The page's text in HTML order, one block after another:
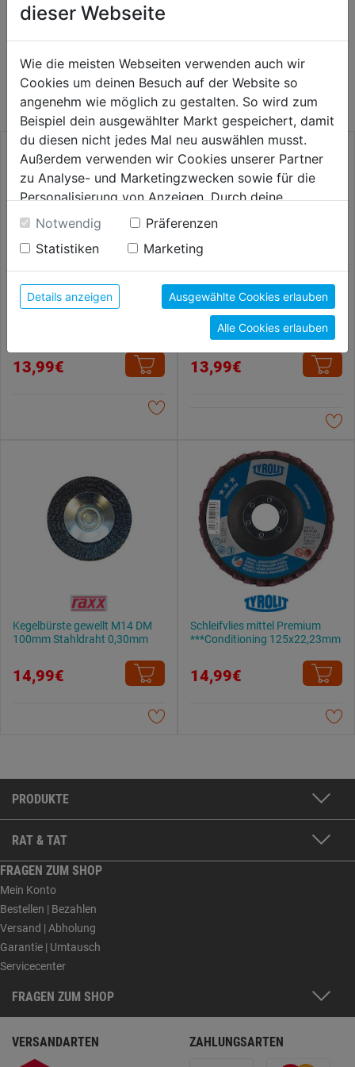
WEITERE PRODUKTE AUS DIESER
KATEGORIE
13,99€
Topfbürste gezopft M14 DM
65mm
13,99€
Kegelbürste gewellt M14 DM
100mm Stahldraht 0,30mm
14,99€
Schleifvlies mittel Premium
***Conditioning 125x22,23mm
14,99€
PRODUKTE
RAT & TAT
FRAGEN ZUM SHOP
Mein Konto
Bestellen | Bezahlen
Versand | Abholung
Garantie | Umtausch
Servicecenter
FRAGEN ZUM SHOP
VERSANDARTEN ZAHLUNGSARTEN
dieser Webseite
Wie die meisten Webseiten verwenden auch wir
Cookies um deinen Besuch auf der Website so
angenehm wie möglich zu gestalten. So wird zum
Beispiel dein ausgewählter Markt gespeichert, damit
du diesen nicht jedes Mal neu auswählen musst.
Außerdem verwenden wir Cookies unserer Partner
zu Analyse- und Marketingzwecken sowie für die
Personalisierung von Anzeigen. Durch deine
Einwilligung werden die Daten von Drittanbieter,
unter anderem auch in den USA, verarbeitet.
Durch Klick auf "Alle Cookies erlauben" stimmst du
der Verwendung aller Cookies zu. Unter "Details
anzeigen" findest du alle Infos zu den
unterschiedlichen Cookies, unter "Cookies
Konfigurieren" kannst du auswählen, welche Cookies
du zulassen möchtest und welche nicht.
Weitere Informationen findest du in unserer
Notwendig
Präferenzen
Statistiken
Marketing
Details anzeigen Ausgewählte Cookies erlauben
Alle Cookies erlauben